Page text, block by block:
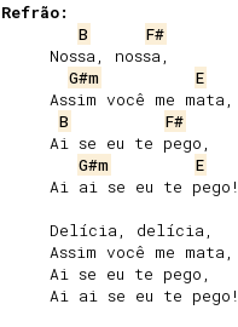
Refrão:
B
F#
     Nossa, nossa,
G#m
E
     Assim você me mata,
B
F#
     Ai se eu te pego,
G#m
E
     Ai ai se eu te pego!
     Delícia, delícia,
     Assim você me mata,
     Ai se eu te pego,
     Ai ai se eu te pego!